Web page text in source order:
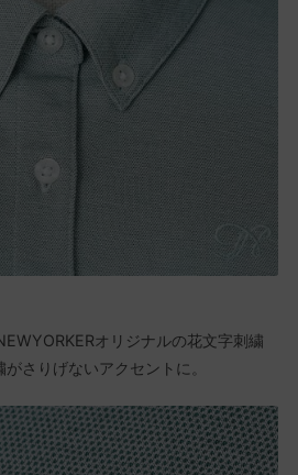
オリジナルの花文字刺繍
さりげないアクセントに。